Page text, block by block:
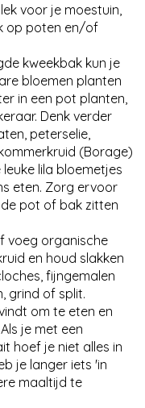
voor je moestuin,
op poten en/of
kweekbak kun je
bloemen planten
in een pot planten,
Denk verder
peterselie,
(Borage)
lila bloemetjes
eten. Zorg ervoor
pot of bak zitten
voeg organische
en houd slakken
fijngemalen
grind of split.
om te eten en
je met een
hoef je niet alles in
je langer iets 'in
maaltijd te